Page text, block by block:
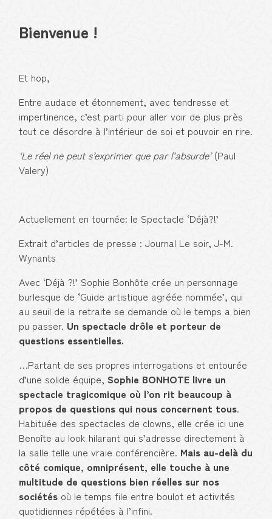
Bienvenue !
Et hop,
Entre audace et étonnement, avec tendresse et
impertinence, c’est parti pour aller voir de plus près
tout ce désordre à l’intérieur de soi et pouvoir en rire.
‘Le réel ne peut s’exprimer que par l’absurde’(Paul
Valery)
Actuellement en tournée: le Spectacle ‘Déjà?!’
Extrait d’articles de presse : Journal Le soir, J-M.
Wynants
Avec ‘Déjà ?!’ Sophie Bonhôte crée un personnage
burlesque de ‘Guide artistique agréée nommée’, qui
au seuil de la retraite se demande où le temps a bien
pu passer. Un spectacle drôle et porteur de
questions essentielles.
…Partant de ses propres interrogations et entourée
d’une solide équipe, Sophie BONHOTE livre un
spectacle tragicomique où l’on rit beaucoup à
propos de questions qui nous concernent tous.
Habituée des spectacles de clowns, elle crée ici une
Benoîte au look hilarant qui s’adresse directement à
la salle telle une vraie conférencière. Mais au-delà du
côté comique, omniprésent, elle touche à une
multitude de questions bien réelles sur nos
sociétés où le temps file entre boulot et activités
quotidiennes répétées à l’infini.